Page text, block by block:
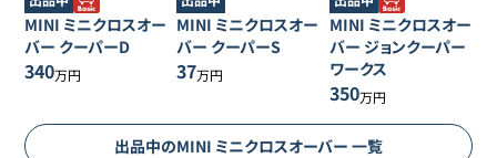
MINI ミニクロスオー
バー クーパーD
340万円
MINI ミニクロスオー
バー クーパーS
37万円
MINI ミニクロスオー
バー ジョンクーパー
ワークス
350万円
出品中のMINI ミニクロスオーバー 一覧